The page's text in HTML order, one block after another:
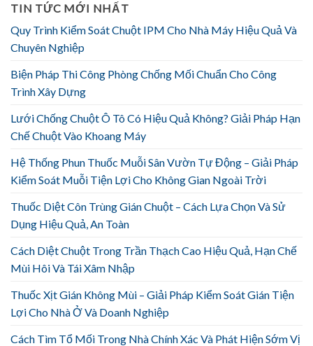
TIN TỨC MỚI NHẤT
Quy Trình Kiểm Soát Chuột IPM Cho Nhà Máy Hiệu Quả Và
Chuyên Nghiệp
Biện Pháp Thi Công Phòng Chống Mối Chuẩn Cho Công
Trình Xây Dựng
Lưới Chống Chuột Ô Tô Có Hiệu Quả Không? Giải Pháp Hạn
Chế Chuột Vào Khoang Máy
Hệ Thống Phun Thuốc Muỗi Sân Vườn Tự Động – Giải Pháp
Kiểm Soát Muỗi Tiện Lợi Cho Không Gian Ngoài Trời
Thuốc Diệt Côn Trùng Gián Chuột – Cách Lựa Chọn Và Sử
Dụng Hiệu Quả, An Toàn
Cách Diệt Chuột Trong Trần Thạch Cao Hiệu Quả, Hạn Chế
Mùi Hôi Và Tái Xâm Nhập
Thuốc Xịt Gián Không Mùi – Giải Pháp Kiểm Soát Gián Tiện
Lợi Cho Nhà Ở Và Doanh Nghiệp
Cách Tìm Tổ Mối Trong Nhà Chính Xác Và Phát Hiện Sớm Vị